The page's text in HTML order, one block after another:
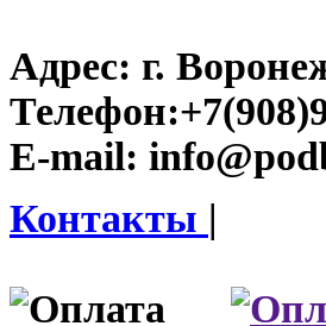
Адрес: г.
Телефон:
E-mail:
Контакты |